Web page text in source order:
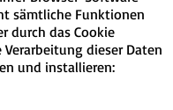
sämtliche Funktionen
durch das Cookie
dieser Daten
und installieren: